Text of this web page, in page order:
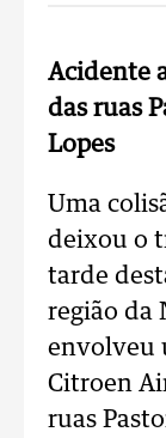
Acidente
das ruas
Lopes
Uma
deixou o
tarde
região da
envolveu
Citroen
ruas